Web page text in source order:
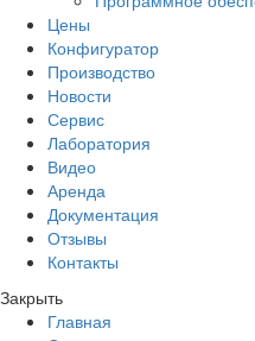
Цены
Конфигуратор
Производство
Новости
Сервис
Лаборатория
Видео
Аренда
Документация
Отзывы
Контакты
Закрыть
Главная